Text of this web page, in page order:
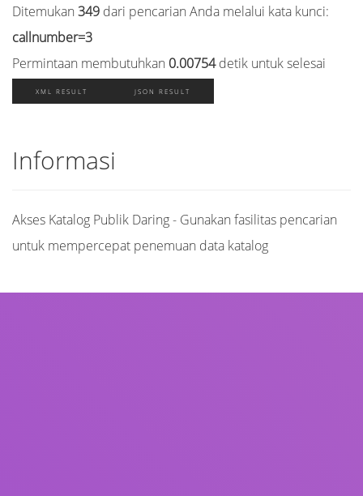
Ditemukan 349 dari pencarian Anda melalui kata kunci:
callnumber=3
Permintaan membutuhkan 0.00754detik untuk selesai
XML RESULT JSON RESULT
Informasi
Akses Katalog Publik Daring - Gunakan fasilitas pencarian
untuk mempercepat penemuan data katalog